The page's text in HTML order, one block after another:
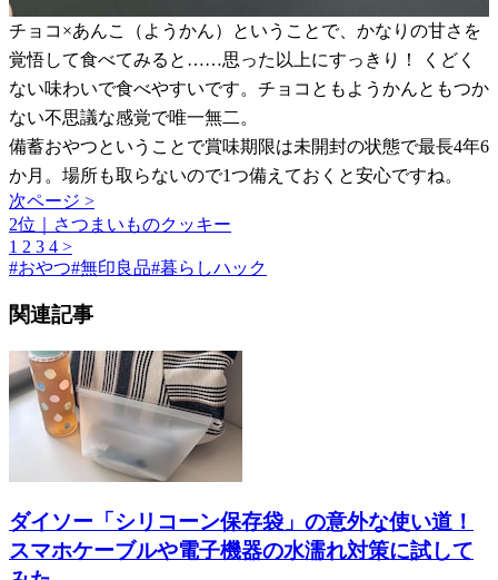
チョコ×あんこ（ようかん）ということで、かなりの甘さを
覚悟して食べてみると……思った以上にすっきり！ くどく
ない味わいで食べやすいです。チョコともようかんともつか
ない不思議な感覚で唯一無二。
備蓄おやつということで賞味期限は未開封の状態で最長4年6
か月。場所も取らないので1つ備えておくと安心ですね。
次ページ >
2位｜さつまいものクッキー
1 2 3 4 >
#おやつ#無印良品#暮らしハック
関連記事
ダイソー「シリコーン保存袋」の意外な使い道！
スマホケーブルや電子機器の水濡れ対策に試して